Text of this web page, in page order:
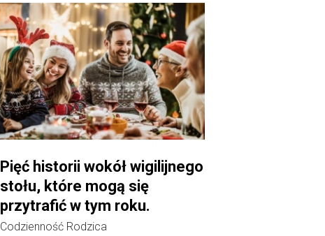
Pięć historii wokół wigilijnego
stołu, które mogą się
przytrafić w tym roku.
Codzienność Rodzica